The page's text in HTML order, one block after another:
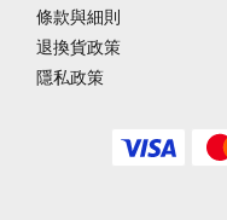
條款與細則
退換貨政策
隱私政策